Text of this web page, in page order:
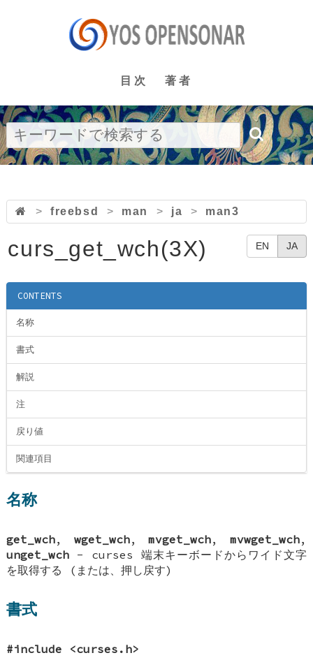
目次 著者
> freebsd > man > ja > man3
EN JA
curs_get_wch(3X)
CONTENTS
名称
書式
解説
注
戻り値
関連項目
名称
get_wch, wget_wch,mvget_wch, mvwget_wch,
unget_wch - curses 端末キーボードからワイド文字
を取得する (または、押し戻す)
書式
#include <curses.h>